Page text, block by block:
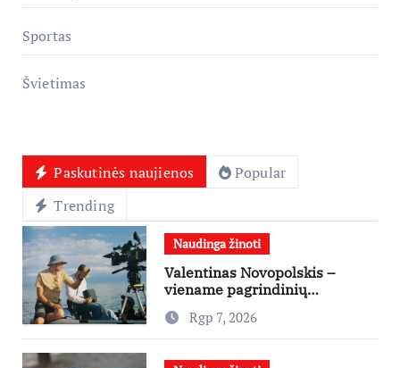
Sportas
Švietimas
Paskutinės naujienos
Popular
Trending
Naudinga žinoti
Valentinas Novopolskis –
viename pagrindinių
vaidmenų penkių šalių filme
„Nugalėtoja“: Lietuvos kino
teatruose – nuo rugpjūčio 7-
osios
Rgp 7, 2026